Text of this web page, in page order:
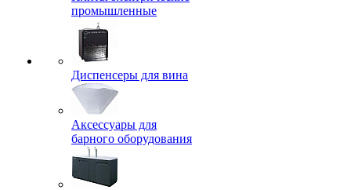
промышленные
Диспенсеры для вина
Аксессуары для
барного оборудования